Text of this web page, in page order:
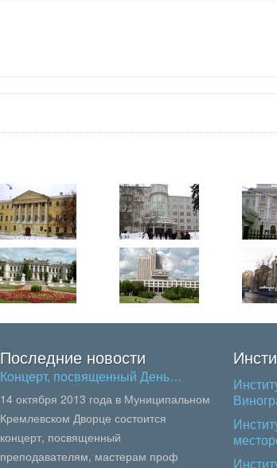
Последние новости
Концерт, посвященный День…
14 октября 2013 года в Муниципальном
Кремлевском Дворце состоится
концерт, посвященный
преподавателям, мастерам проф